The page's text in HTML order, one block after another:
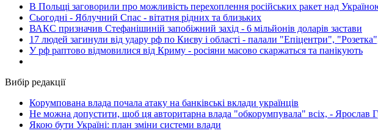
В Польщі заговорили про можливість перехоплення російських ракет над
Сьогодні - Яблучний Спас - вітатня рідних та близьких
ВАКС призначив Стефанішиній запобіжний захід - 6 мільйонів доларів застави
17 людей загинули від удару рф по Києву і області - палали "Епіцентри",
У рф раптово відмовилися від Криму - росіяни масово скаржаться та панікують
Вибір редакції
Корумпована влада почала атаку на банківські вклади українців
Не можна допустити, щоб ця авторитарна влада "обкорумпувала" всіх, - Ярослав
Якою бути Україні: план зміни системи влади